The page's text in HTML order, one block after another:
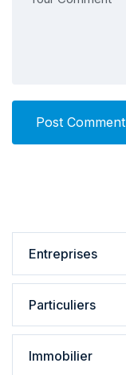
Post Comment
Entreprises
Particuliers
Immobilier